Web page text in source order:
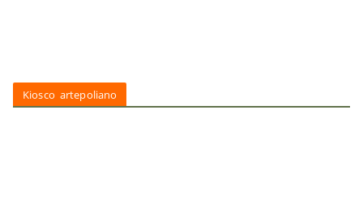
Kiosco artepoliano